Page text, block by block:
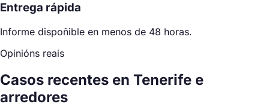
Entrega rápida
Informe dispoñible en menos de 48 horas.
Opinións reais
Casos recentes en Tenerife e
arredores